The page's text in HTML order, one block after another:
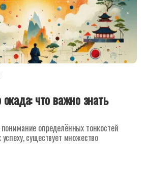
что важно знать
определённых тонкостей
существует множество